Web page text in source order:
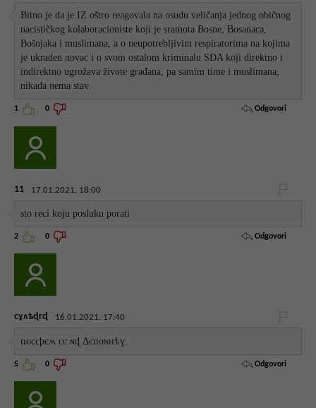
Bitno je da je IZ oštro reagovala na osudu veličanja jednog običnog
nacističkog kolaboracioniste koji je sramota Bosne, Bosanaca,
Bošnjaka i muslimana, a o neupotrebljivim respiratorima na kojima
je ukraden novac i o svom ostalom kriminalu SDA koji direktno i
indirektno ugrožava živote građana, pa samim time i muslimana,
nikada nema stav.
1 0 Odgovori
11 17.01.2021. 18:00
sto reci koju posluku porati
2 0 Odgovori
сɣʌѣɖгɖ 16.01.2021. 17:40
посєϸєʍ сє ɴɖ Δєпоɴнѣɣ.
5 0 Odgovori